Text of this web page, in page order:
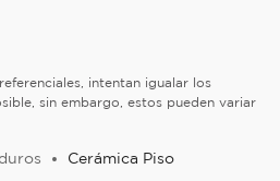
intentan igualar los
sin embargo, estos pueden variar
Cerámica Piso